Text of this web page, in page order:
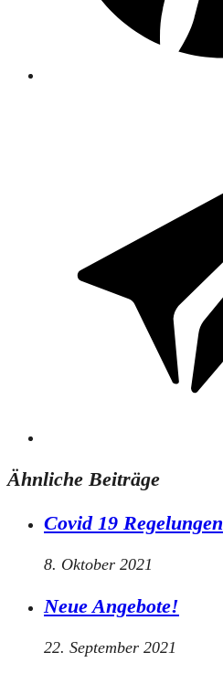
Ähnliche Beiträge
Covid 19 Regelungen
8. Oktober 2021
Neue Angebote!
22. September 2021